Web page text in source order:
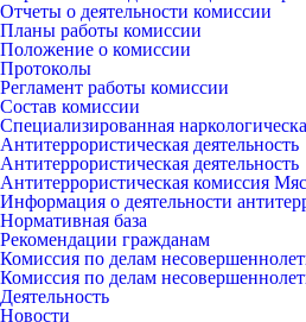
Отчеты о деятельности комиссии
Планы работы комиссии
Положение о комиссии
Протоколы
Регламент работы комиссии
Состав комиссии
Специализированная
Антитеррористическая деятельность
Антитеррористическая деятельность
Антитеррористическая комиссия
Информация о деятельности
Нормативная база
Рекомендации гражданам
Комиссия по делам
Комиссия по делам
Деятельность
Новости